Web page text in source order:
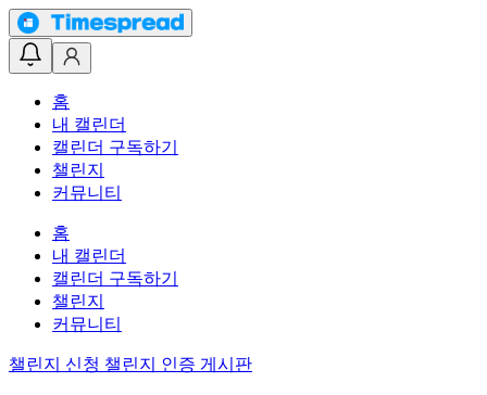
홈
내 캘린더
캘린더 구독하기
챌린지
커뮤니티
홈
내 캘린더
캘린더 구독하기
챌린지
커뮤니티
챌린지 신청 챌린지 인증 게시판